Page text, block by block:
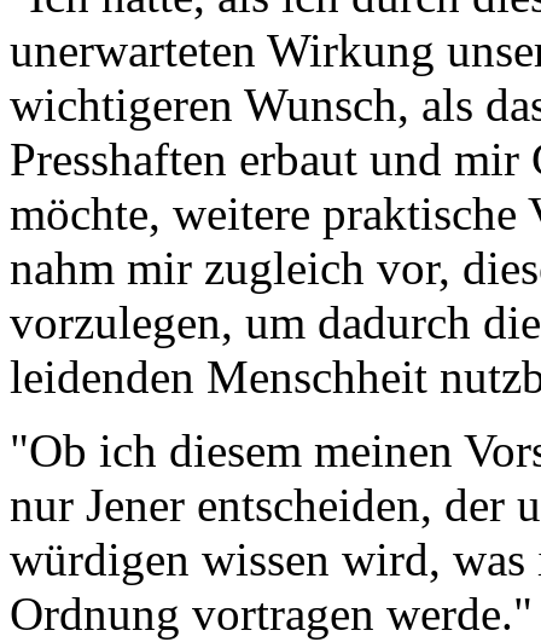
unerwarteten Wirkung
wichtigeren Wunsch, als
Presshaften erbaut und mir
möchte, weitere praktische
nahm mir zugleich vor,
vorzulegen, um dadurch
leidenden Menschheit
"Ob ich diesem meinen
nur Jener entscheiden, der
würdigen wissen wird,
Ordnung vortragen werde."